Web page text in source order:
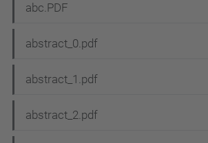
abc.PDF
abstract_0.pdf
abstract_1.pdf
abstract_2.pdf